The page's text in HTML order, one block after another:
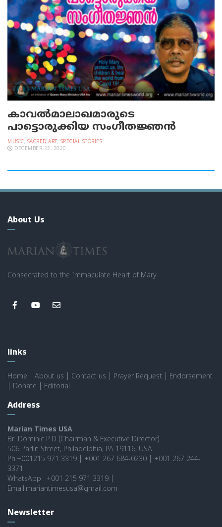
കാവല്‍മാലാഖമാരുടെ
പാട്ടൊരുക്കിയ സംഗീതജ്ഞന്‍
MUSIC, SACRED ART, SPECIAL STORIES
DECEMBER 22, 2020
About Us
Consecrated to the Immaculate Heart of Mary
links
Home About us Contact us Prayer Request
Endorsement
Donate Editorial
Address
Marian Times USA
Br. Dominic P.D (Chairman & Executive Director)
506 Parlin Street, Philadelphia, PA 19116, USA
Ph:+001215 971 3319 | +001 267 684-0230 | +001 267 244-
3371
WhatsApp : +001 215 971 3319 |
Email:mariantimesusa@gmail.com
Newsletter